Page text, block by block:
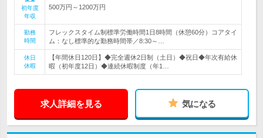
初年度
年収
500万円～1200万円
勤務
時間
フレックスタイム制標準労働時間1日8時間（休憩60分）コアタイ
ム：なし標準的な勤務時間帯／8:30～…
休日
休暇
【年間休日120日】◆完全週休2日制（土日）◆祝日◆年次有給休
暇（初年度12日）◆連続休暇制度（年1…
求人詳細を見る 気になる